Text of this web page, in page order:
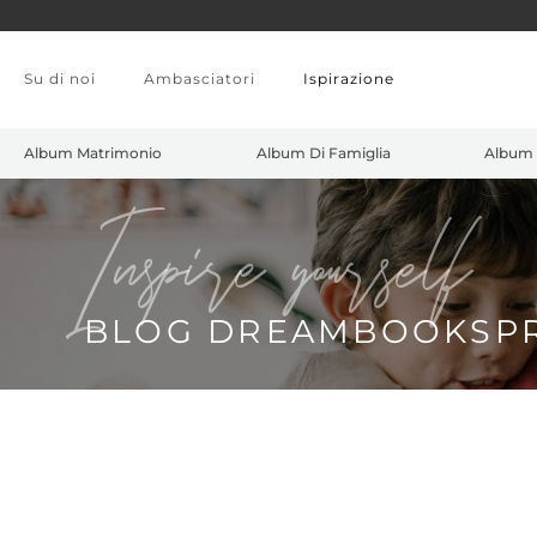
Su di noi Ambasciatori Ispirazione
Album Matrimonio Album Di Famiglia Album
Inspire yourself
BLOG